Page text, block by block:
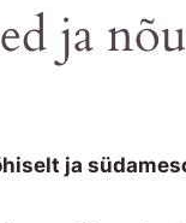
ja
ja